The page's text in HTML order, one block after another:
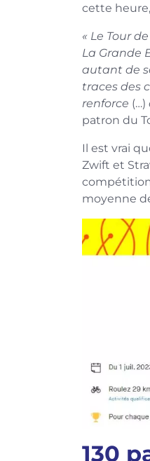
cette
« Le Tour
La Grande
autant de
traces des
renforce (…)
patron du
Il est vrai
Zwift et
moyenne
130